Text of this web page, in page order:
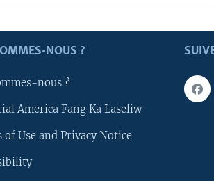
NOUS ?
nous ?
America Fang Ka Laseliw
of Use and Privacy Notice